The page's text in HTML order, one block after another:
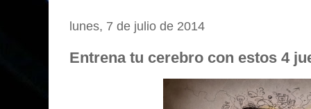
lunes, 7 de julio de 2014
Entrena tu cerebro con estos 4